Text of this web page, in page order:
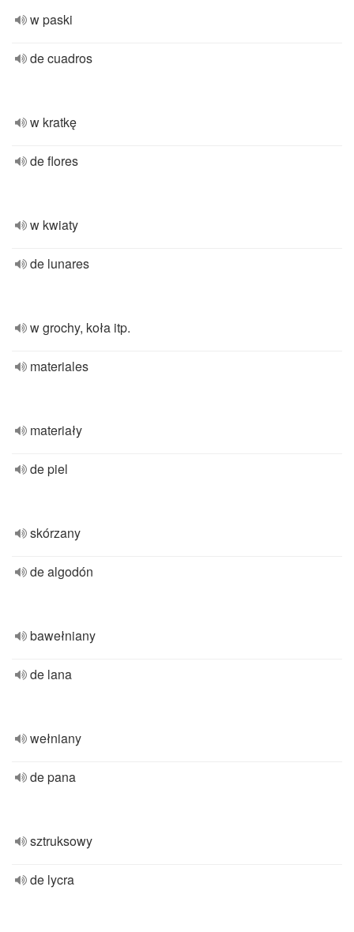
w paski
de cuadros
w kratkę
de flores
w kwiaty
de lunares
w grochy, koła itp.
materiales
materiały
de piel
skórzany
de algodón
bawełniany
de lana
wełniany
de pana
sztruksowy
de lycra